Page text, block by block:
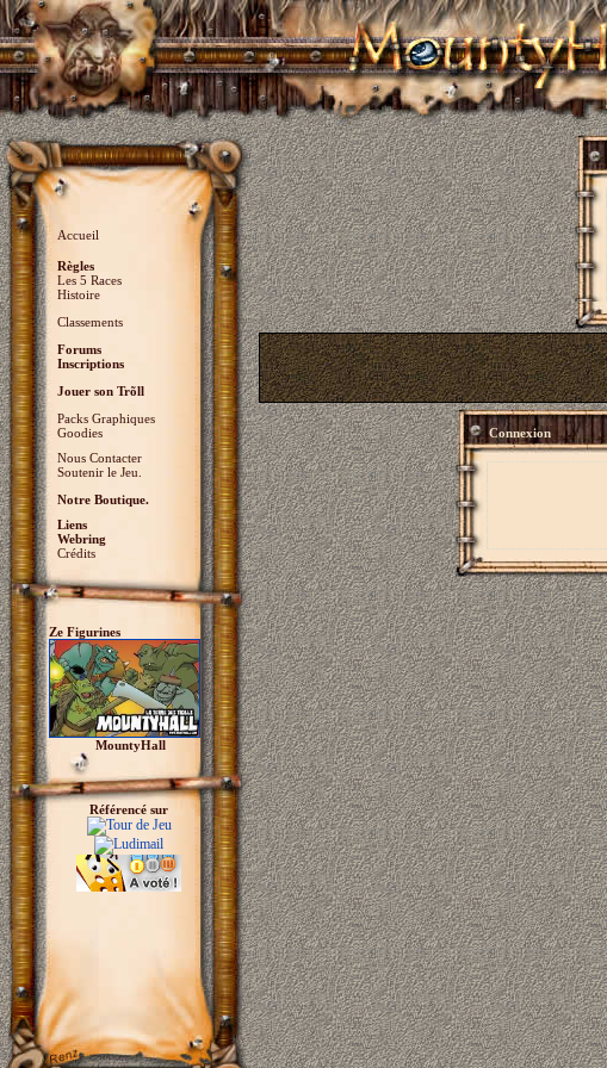
Accueil
Règles
Les 5 Races
Histoire
Classements
Forums
Inscriptions
Jouer son Trõll
Packs Graphiques
Goodies
Nous Contacter
Soutenir le Jeu.
Notre Boutique.
Liens
Webring
Crédits
Ze Figurines
MountyHall
Référencé sur
Connexion